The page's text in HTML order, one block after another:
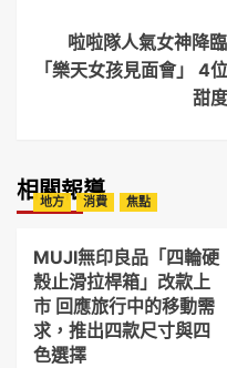
啦啦隊人氣女神降
「樂天女孩見面會」 4
甜
相關報導
地方 消費 焦點
MUJI無印良品「四輪硬
殼止滑拉桿箱」改款上
市 回應旅行中的移動需
求，推出四款尺寸與四
色選擇